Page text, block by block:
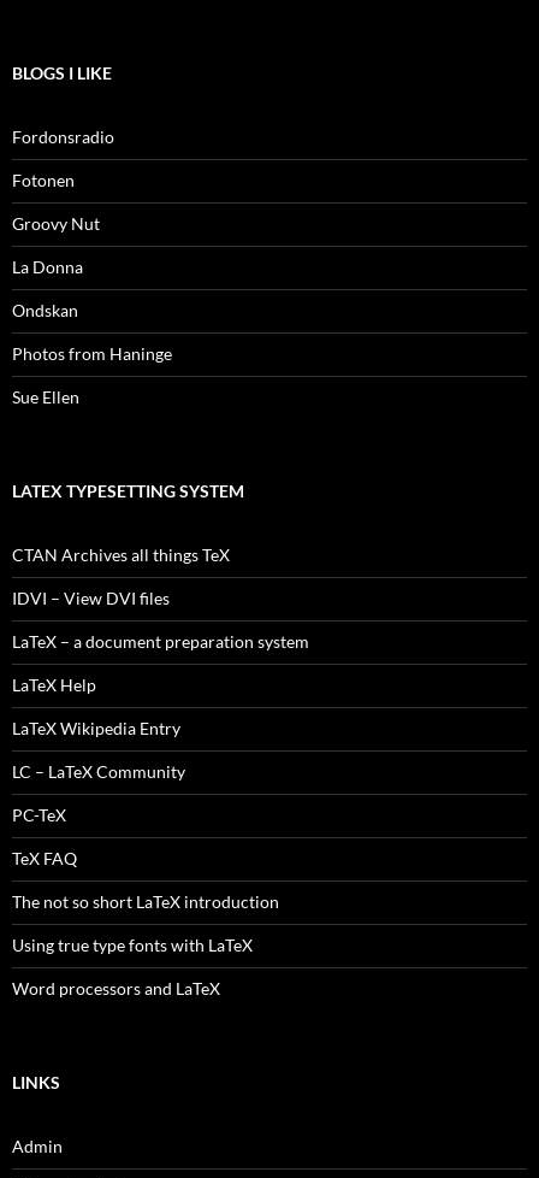
BLOGS I LIKE
Fordonsradio
Fotonen
Groovy Nut
La Donna
Ondskan
Photos from Haninge
Sue Ellen
LATEX TYPESETTING SYSTEM
CTAN Archives all things TeX
IDVI – View DVI files
LaTeX – a document preparation system
LaTeX Help
LaTeX Wikipedia Entry
LC – LaTeX Community
PC-TeX
TeX FAQ
The not so short LaTeX introduction
Using true type fonts with LaTeX
Word processors and LaTeX
LINKS
Admin